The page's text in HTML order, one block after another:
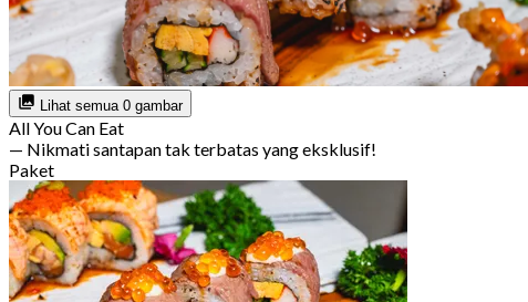
Lihat semua 0 gambar
All You Can Eat
— Nikmati santapan tak terbatas yang eksklusif!
Paket